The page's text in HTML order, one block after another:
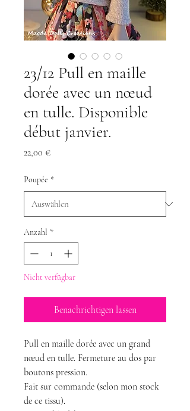
23/12 Pull en maille
dorée avec un nœud
en tulle. Disponible
début janvier.
22,00 €Preis
Poupée *
Anzahl *
Nicht verfügbar
Benachrichtigen lassen
Pull en maille dorée avec un grand
nœud en tulle. Fermeture au dos par
boutons pression.
Fait sur commande (selon mon stock
de ce tissu).